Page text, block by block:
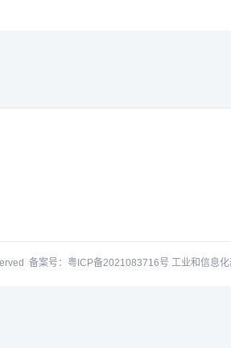
备案号： 粤ICP备2021083716号 工业和信息